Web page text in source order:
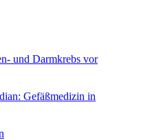
und Darmkrebs vor
Gefäßmedizin in